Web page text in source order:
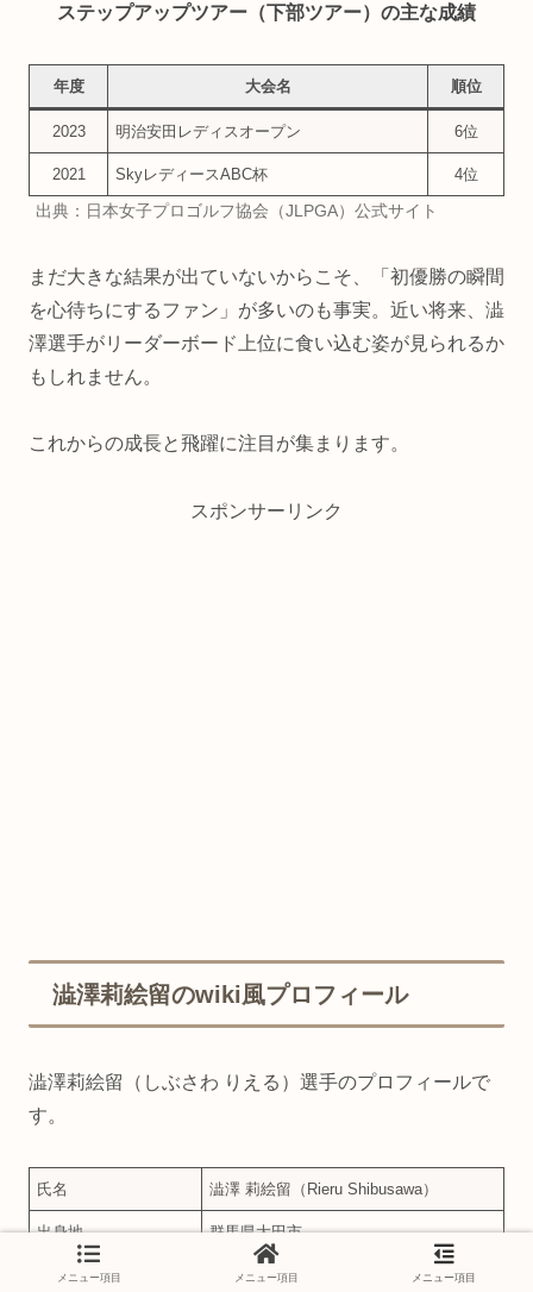
ステップアップツアー（下部ツアー）の主な成績
年度 大会名 順位
2023 明治安田レディスオープン 6位
2021 SkyレディースABC杯 4位
出典：日本女子プロゴルフ協会（JLPGA）公式サイト
まだ大きな結果が出ていないからこそ、「初優勝の瞬間
を心待ちにするファン」が多いのも事実。近い将来、澁
澤選手がリーダーボード上位に食い込む姿が見られるか
もしれません。
これからの成長と飛躍に注目が集まります。
スポンサーリンク
澁澤莉絵留のwiki風プロフィール
澁澤莉絵留（しぶさわ りえる）選手のプロフィールで
す。
氏名 澁澤 莉絵留（Rieru Shibusawa）
出身地 群馬県大田市
生年月日 2000年12月24日
メニュー項目 メニュー項目 メニュー項目